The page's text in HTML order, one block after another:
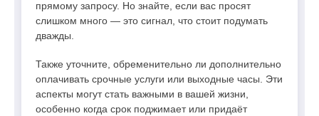
прямому запросу. Но знайте, если вас просят
слишком много — это сигнал, что стоит подумать
дважды.
Также уточните, обременительно ли дополнительно
оплачивать срочные услуги или выходные часы. Эти
аспекты могут стать важными в вашей жизни,
особенно когда срок поджимает или придаёт